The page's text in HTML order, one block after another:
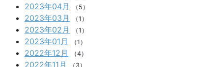
2023年04月 （5）
2023年03月 （1）
2023年02月 （1）
2023年01月 （1）
2022年12月 （4）
2022年11月 （3）